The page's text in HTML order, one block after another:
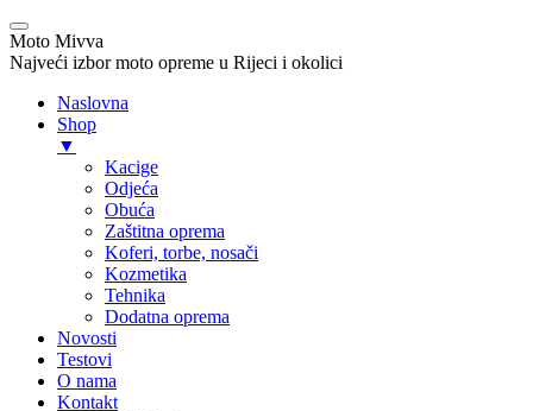
Moto Mivva
Najveći izbor moto opreme u Rijeci i okolici
Naslovna
Shop
▼
Kacige
Odjeća
Obuća
Zaštitna oprema
Koferi, torbe, nosači
Kozmetika
Tehnika
Dodatna oprema
Novosti
Testovi
O nama
Kontakt